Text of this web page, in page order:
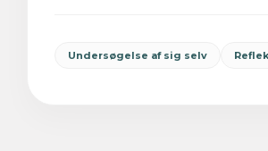
Undersøgelse af sig selv